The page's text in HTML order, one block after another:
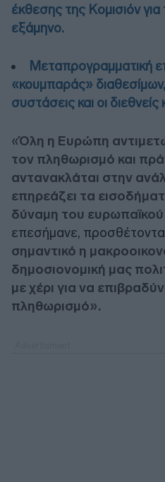
έκθεσης της Κομισιόν
εξάμηνο.
Μεταπρογραμματική
«κουμπαράς»
συστάσεις και οι διεθνείς
«Όλη η Ευρώπη
τον πληθωρισμό και
αντανακλάται στην
επηρεάζει τα
δύναμη του
επεσήμανε,
σημαντικό η
δημοσιονομική μας
με χέρι για να
πληθωρισμό».